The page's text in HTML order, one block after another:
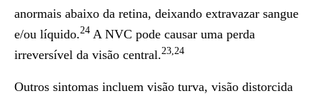
anormais abaixo da retina, deixando extravazar sangue
e/ou líquido.24 A NVC pode causar uma perda
irreversível da visão central.23,24
Outros sintomas incluem visão turva, visão distorcida